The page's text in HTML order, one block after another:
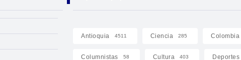
Antioquia 4511 Ciencia 285 Colombia
Columnistas 58 Cultura 403 Deportes